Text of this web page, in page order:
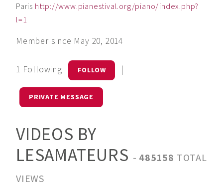
Paris http://www.pianestival.org/piano/index.php?
l=1
Member since May 20, 2014
1 Following FOLLOW |
PRIVATE MESSAGE
VIDEOS BY
LESAMATEURS - 485158 TOTAL
VIEWS